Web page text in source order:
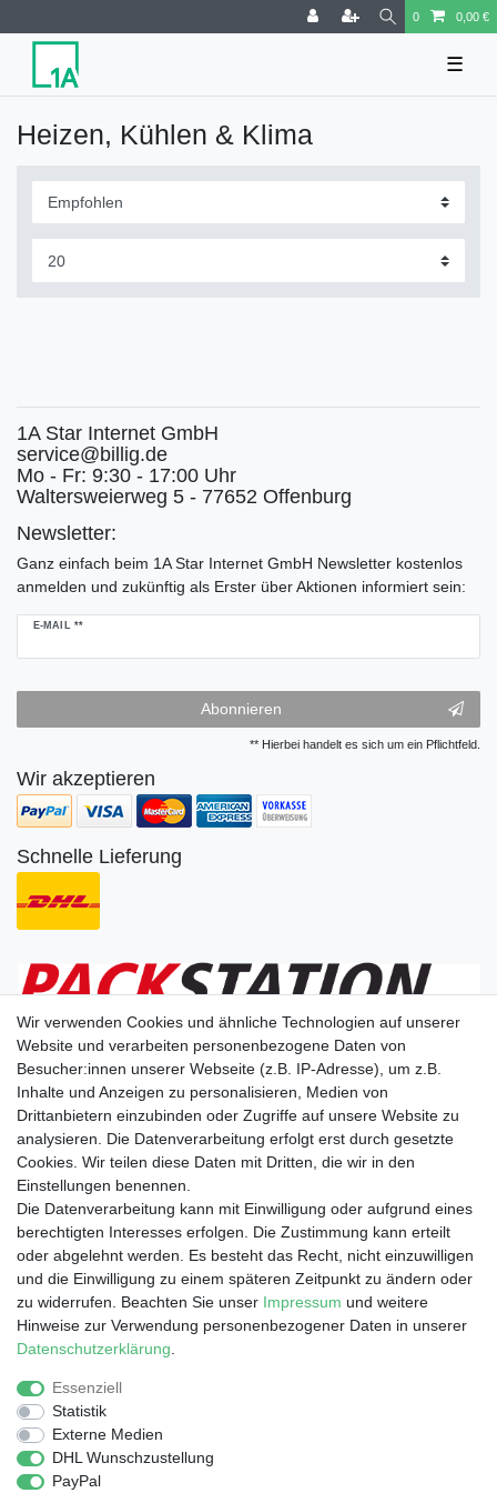
0 0,00 €
☰
Heizen, Kühlen & Klima
1A Star Internet GmbH
service@billig.de
Mo - Fr: 9:30 - 17:00 Uhr
Waltersweierweg 5 - 77652 Offenburg
Newsletter:
Ganz einfach beim 1A Star Internet GmbH Newsletter kostenlos
anmelden und zukünftig als Erster über Aktionen informiert sein:
E-MAIL **
Newsletter
Abonnieren
** Hierbei handelt es sich um ein Pflichtfeld.
Wir akzeptieren
Schnelle Lieferung
Wir liefern nach
Dein Vorteil
Schnelle Lieferzeiten
Käuferschutz
Datenschutz
Sichere Zahlung durch SSL
Infos
Entsorgung von Elektronik-Altgeräten
Impressum
Wir verwenden Cookies und ähnliche Technologien auf unserer
Website und verarbeiten personenbezogene Daten von
Besucher:innen unserer Webseite (z.B. IP-Adresse), um z.B.
Inhalte und Anzeigen zu personalisieren, Medien von
Drittanbietern einzubinden oder Zugriffe auf unsere Website zu
analysieren. Die Datenverarbeitung erfolgt erst durch gesetzte
Cookies. Wir teilen diese Daten mit Dritten, die wir in den
Einstellungen benennen.
Die Datenverarbeitung kann mit Einwilligung oder aufgrund eines
berechtigten Interesses erfolgen. Die Zustimmung kann erteilt
oder abgelehnt werden. Es besteht das Recht, nicht einzuwilligen
und die Einwilligung zu einem späteren Zeitpunkt zu ändern oder
zu widerrufen. Beachten Sie unser Impressum und weitere
Hinweise zur Verwendung personenbezogener Daten in unserer
Daten­schutz­erklärung
Essenziell
Statistik
Externe Medien
DHL Wunschzustellung
PayPal